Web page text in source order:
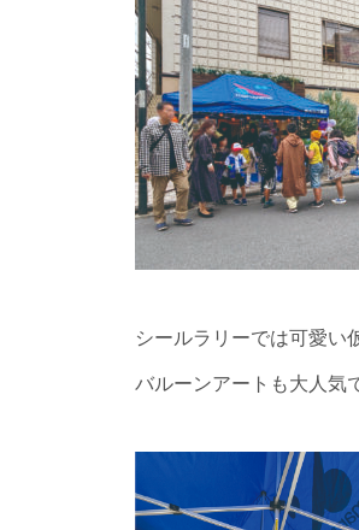
シールラリーでは可愛い
バルーンアートも大人気